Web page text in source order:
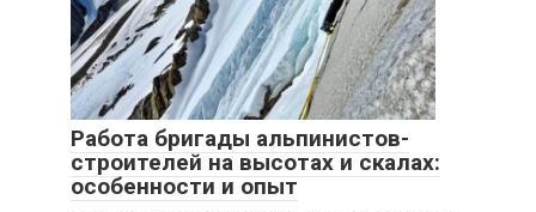
Работа бригады альпинистов-
строителей на высотах и скалах:
особенности и опыт